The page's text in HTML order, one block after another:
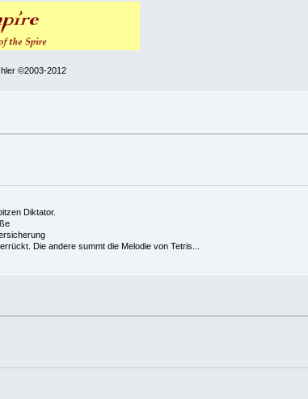
©2003-2012
Diktator.
Die andere summt die Melodie von Tetris...